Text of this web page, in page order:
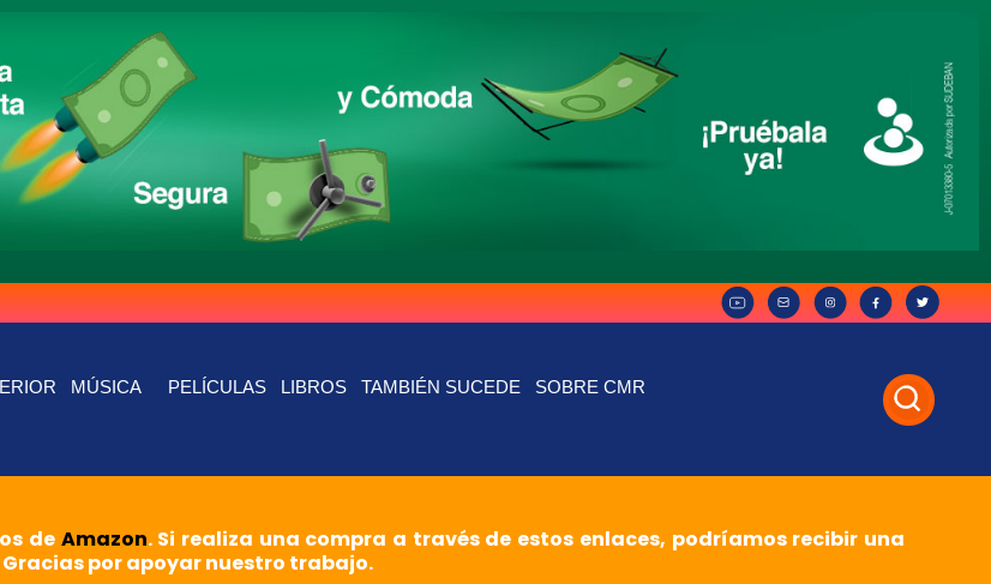
MÚSICA PELÍCULAS LIBROS TAMBIÉN SUCEDE SOBRE CMR
de Amazon. Si realiza una compra a través de estos enlaces, podríamos recibir una
por apoyar nuestro trabajo.